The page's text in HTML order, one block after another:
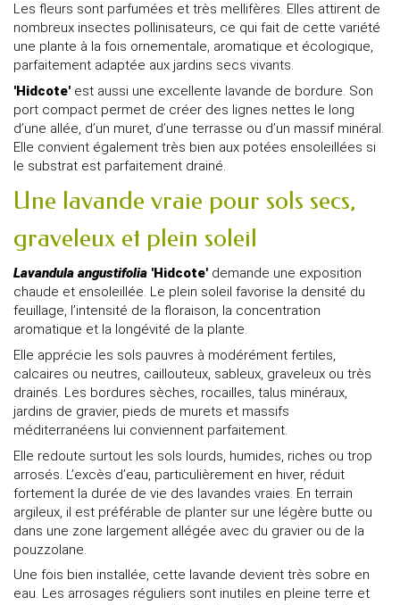
Les fleurs sont parfumées et très mellifères. Elles attirent de
nombreux insectes pollinisateurs, ce qui fait de cette variété
une plante à la fois ornementale, aromatique et écologique,
parfaitement adaptée aux jardins secs vivants.
'Hidcote' est aussi une excellente lavande de bordure. Son
port compact permet de créer des lignes nettes le long
d’une allée, d’un muret, d’une terrasse ou d’un massif minéral.
Elle convient également très bien aux potées ensoleillées si
le substrat est parfaitement drainé.
Une lavande vraie pour sols secs,
graveleux et plein soleil
Lavandula angustifolia 'Hidcote' demande une exposition
chaude et ensoleillée. Le plein soleil favorise la densité du
feuillage, l’intensité de la floraison, la concentration
aromatique et la longévité de la plante.
Elle apprécie les sols pauvres à modérément fertiles,
calcaires ou neutres, caillouteux, sableux, graveleux ou très
drainés. Les bordures sèches, rocailles, talus minéraux,
jardins de gravier, pieds de murets et massifs
méditerranéens lui conviennent parfaitement.
Elle redoute surtout les sols lourds, humides, riches ou trop
arrosés. L’excès d’eau, particulièrement en hiver, réduit
fortement la durée de vie des lavandes vraies. En terrain
argileux, il est préférable de planter sur une légère butte ou
dans une zone largement allégée avec du gravier ou de la
pouzzolane.
Une fois bien installée, cette lavande devient très sobre en
eau. Les arrosages réguliers sont inutiles en pleine terre et